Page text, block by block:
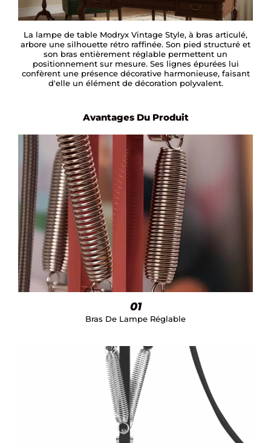
La lampe de table Modryx Vintage Style, à bras articulé,
arbore une silhouette rétro raffinée. Son pied structuré et
son bras entièrement réglable permettent un
positionnement sur mesure. Ses lignes épurées lui
confèrent une présence décorative harmonieuse, faisant
d'elle un élément de décoration polyvalent.
Avantages Du Produit
01
Bras De Lampe Réglable